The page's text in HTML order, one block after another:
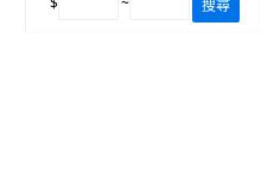
搜尋